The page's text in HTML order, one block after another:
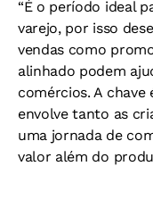
“É o período ideal
varejo, por isso
vendas como
alinhado podem
comércios. A
envolve tanto as
uma jornada de
valor além do